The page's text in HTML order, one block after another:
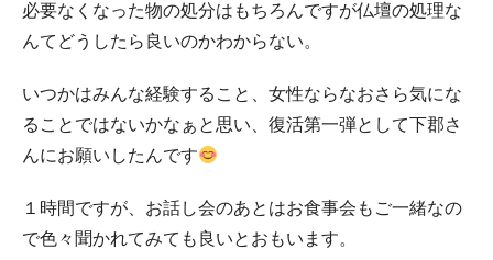
必要なくなった物の処分はもちろんですが仏壇の処理な
んてどうしたら良いのかわからない。
いつかはみんな経験すること、女性ならなおさら気にな
ることではないかなぁと思い、復活第一弾として下郡さ
んにお願いしたんです
１時間ですが、お話し会のあとはお食事会もご一緒なの
で色々聞かれてみても良いとおもいます。